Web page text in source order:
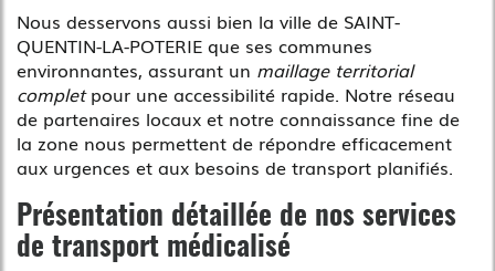
Nous desservons aussi bien la ville de SAINT-
QUENTIN-LA-POTERIE que ses communes
environnantes, assurant un maillage territorial
completpour une accessibilité rapide. Notre réseau
de partenaires locaux et notre connaissance fine de
la zone nous permettent de répondre efficacement
aux urgences et aux besoins de transport planifiés.
Présentation détaillée de nos services
de transport médicalisé